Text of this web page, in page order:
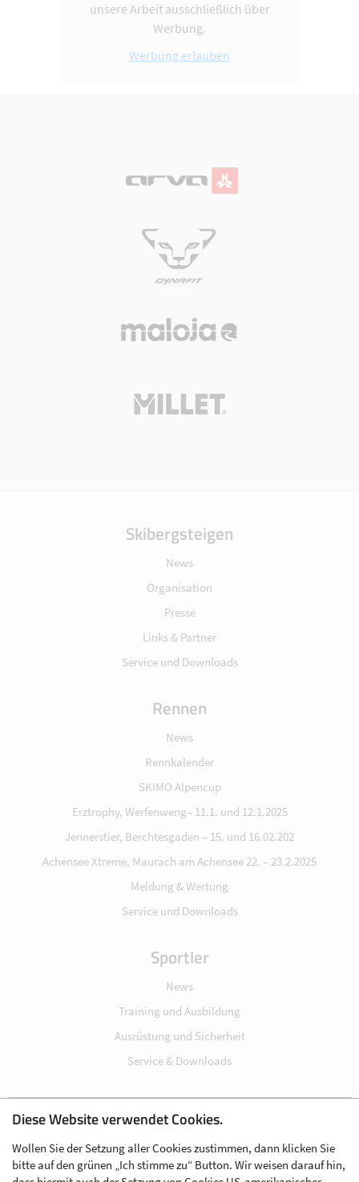
unsere Arbeit ausschließlich über
Werbung.
Werbung erlauben
Skibergsteigen
News
Organisation
Presse
Links & Partner
Service und Downloads
Rennen
News
Rennkalender
SKIMO Alpencup
Erztrophy, Werfenweng– 11.1. und 12.1.2025
Jennerstier, Berchtesgaden – 15. und 16.02.202
Achensee Xtreme, Maurach am Achensee 22. – 23.2.2025
Meldung & Wertung
Service und Downloads
Sportler
News
Training und Ausbildung
Ausrüstung und Sicherheit
Service & Downloads
Impressum
Datenschutz
Cookie-Einstellungen
Diese Website verwendet Cookies.
Wollen Sie der Setzung aller Cookies zustimmen, dann klicken Sie
bitte auf den grünen „Ich stimme zu“ Button. Wir weisen darauf hin,